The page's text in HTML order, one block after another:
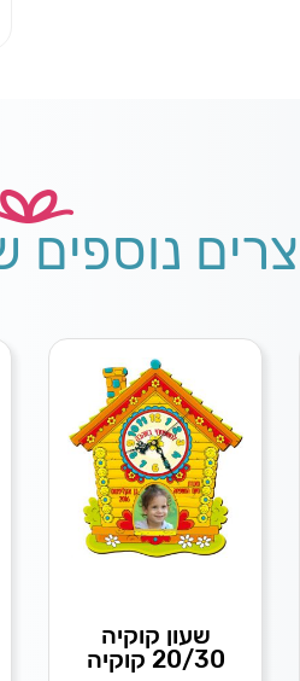
נוספים
שעון קוקיה
20/30 קוקיה